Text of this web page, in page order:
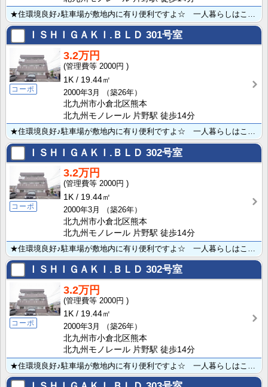
ＩＳＨＩＧＡＫＩ.ＢＬＤ 301号室
コーポ
3.2万円
2000円
1K
19.44㎡
2000年3月
（築26年）
北九州市小倉北区熊本
北九州モノレール 片野駅 徒歩14分
ＩＳＨＩＧＡＫＩ.ＢＬＤ 302号室
コーポ
3.2万円
2000円
1K
19.44㎡
2000年3月
（築26年）
北九州市小倉北区熊本
北九州モノレール 片野駅 徒歩14分
ＩＳＨＩＧＡＫＩ.ＢＬＤ 302号室
コーポ
3.2万円
2000円
1K
19.44㎡
2000年3月
（築26年）
北九州市小倉北区熊本
北九州モノレール 片野駅 徒歩14分